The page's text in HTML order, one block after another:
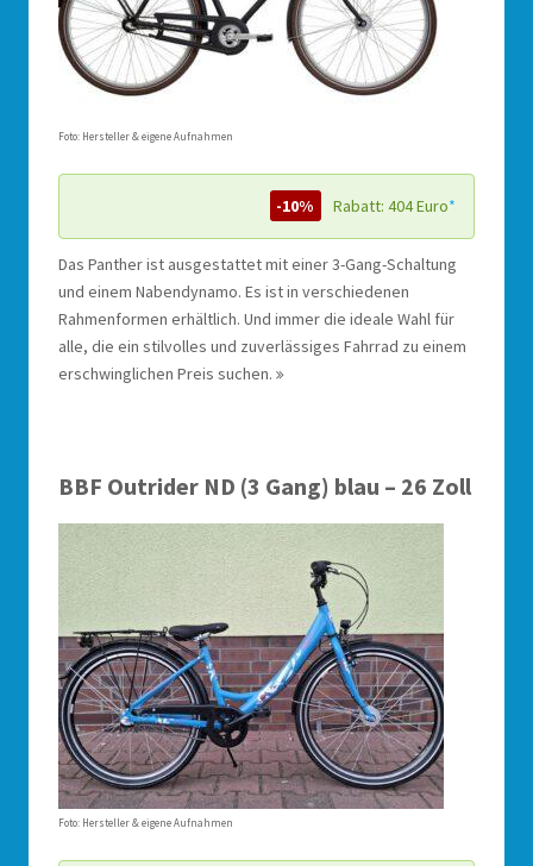
Foto: Hersteller & eigene Aufnahmen
-10% Rabatt: 404 Euro*
Das Panther ist ausgestattet mit einer 3-Gang-Schaltung
und einem Nabendynamo. Es ist in verschiedenen
Rahmenformen erhältlich. Und immer die ideale Wahl für
alle, die ein stilvolles und zuverlässiges Fahrrad zu einem
erschwinglichen Preis suchen.
BBF Outrider ND (3 Gang) blau – 26 Zoll
Foto: Hersteller & eigene Aufnahmen